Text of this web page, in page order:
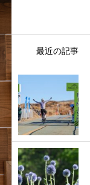
最近の記事